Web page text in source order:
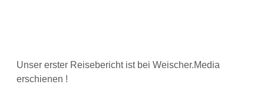
Unser erster Reisebericht ist bei Weischer.Media
erschienen !